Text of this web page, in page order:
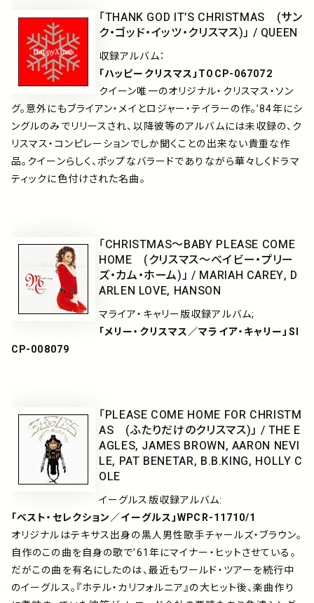
「THANK GOD IT’S CHRISTMAS (サン
ク・ゴッド・イッツ・クリスマス)」 / QUEEN
収録アルバム：
「ハッピークリスマス」TOCP-067072
クイーン唯一のオリジナル・クリスマス・ソン
グ。意外にもブライアン・メイとロジャー・テイラーの作。’84年にシ
ングルのみでリリースされ、以降彼等のアルバムには未収録の、ク
リスマス・コンピレーションでしか聞くことの出来ない貴重な作
品。クイーンらしく、ポップなバラードでありながら華々しくドラマ
ティックに色付けされた名曲。
「CHRISTMAS～BABY PLEASE COME
HOME (クリスマス～ベイビー・プリー
ズ・カム・ホーム)」 / MARIAH CAREY, D
ARLEN LOVE, HANSON
マライア・キャリー版収録アルバム;
「メリー・クリスマス／マライア・キャリー」SI
CP-008079
「PLEASE COME HOME FOR CHRISTM
AS (ふたりだけのクリスマス)」 / THE E
AGLES, JAMES BROWN, AARON NEVI
LE, PAT BENETAR, B.B.KING, HOLLY C
OLE
イーグルス版収録アルバム:
「ベスト・セレクション／イーグルス」WPCR-11710/1
オリジナルはテキサス出身の黒人男性歌手チャールズ・ブラウン。
自作のこの曲を自身の歌で’61年にマイナー・ヒットさせている。
だがこの曲を有名にしたのは、最近もワールド・ツアーを続行中
のイーグルス。『ホテル・カリフォルニア』の大ヒット後、楽曲作り